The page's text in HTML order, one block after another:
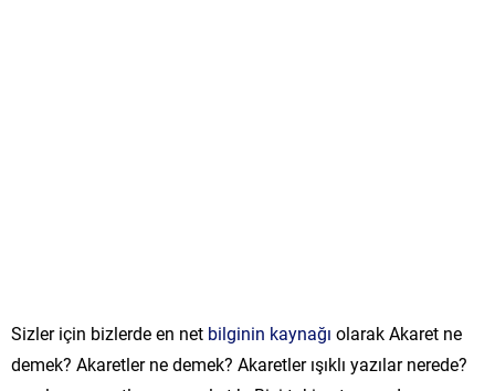
Sizler için bizlerde en net bilginin kaynağı olarak Akaret ne
demek? Akaretler ne demek? Akaretler ışıklı yazılar nerede?